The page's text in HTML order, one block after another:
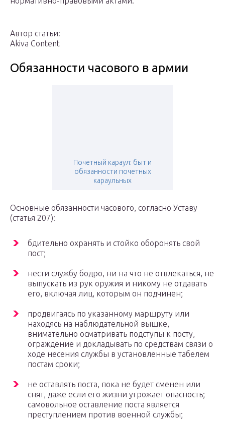
Автор статьи:
Akiva Content
Обязанности часового в армии
Почетный караул: быт и
обязанности почетных
караульных
Основные обязанности часового, согласно Уставу
(статья 207):
бдительно охранять и стойко оборонять свой
пост;
нести службу бодро, ни на что не отвлекаться, не
выпускать из рук оружия и никому не отдавать
его, включая лиц, которым он подчинен;
продвигаясь по указанному маршруту или
находясь на наблюдательной вышке,
внимательно осматривать подступы к посту,
ограждение и докладывать по средствам связи о
ходе несения службы в установленные табелем
постам сроки;
не оставлять поста, пока не будет сменен или
снят, даже если его жизни угрожает опасность;
самовольное оставление поста является
преступлением против военной службы;